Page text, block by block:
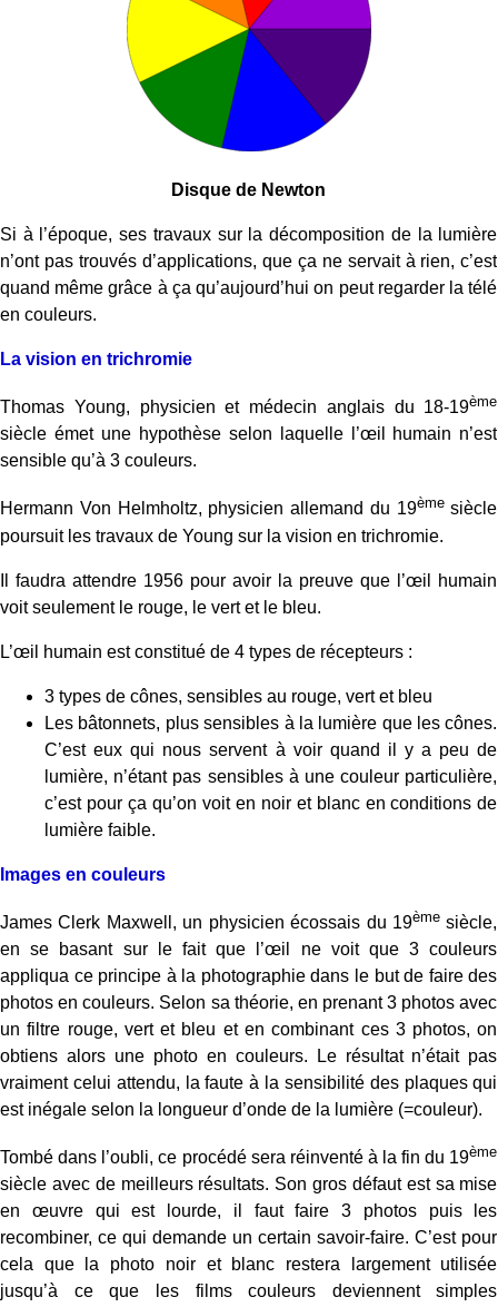
Disque de Newton
Si à l’époque, ses travaux sur la décomposition de la lumière
n’ont pas trouvés d’applications, que ça ne servait à rien, c’est
quand même grâce à ça qu’aujourd’hui on peut regarder la télé
en couleurs.
La vision en trichromie
Thomas Young, physicien et médecin anglais du 18-19ème
siècle émet une hypothèse selon laquelle l’œil humain n’est
sensible qu’à 3 couleurs.
Hermann Von Helmholtz, physicien allemand du 19èmesiècle
poursuit les travaux de Young sur la vision en trichromie.
Il faudra attendre 1956 pour avoir la preuve que l’œil humain
voit seulement le rouge, le vert et le bleu.
L’œil humain est constitué de 4 types de récepteurs :
3 types de cônes, sensibles au rouge, vert et bleu
Les bâtonnets, plus sensibles à la lumière que les cônes.
C’est eux qui nous servent à voir quand il y a peu de
lumière, n’étant pas sensibles à une couleur particulière,
c’est pour ça qu’on voit en noir et blanc en conditions de
lumière faible.
Images en couleurs
James Clerk Maxwell, un physicien écossais du 19èmesiècle,
en se basant sur le fait que l’œil ne voit que 3 couleurs
appliqua ce principe à la photographie dans le but de faire des
photos en couleurs. Selon sa théorie, en prenant 3 photos avec
un filtre rouge, vert et bleu et en combinant ces 3 photos, on
obtiens alors une photo en couleurs. Le résultat n’était pas
vraiment celui attendu, la faute à la sensibilité des plaques qui
est inégale selon la longueur d’onde de la lumière (=couleur).
Tombé dans l’oubli, ce procédé sera réinventé à la fin du 19ème
siècle avec de meilleurs résultats. Son gros défaut est sa mise
en œuvre qui est lourde, il faut faire 3 photos puis les
recombiner, ce qui demande un certain savoir-faire. C’est pour
cela que la photo noir et blanc restera largement utilisée
jusqu’à ce que les films couleurs deviennent simples